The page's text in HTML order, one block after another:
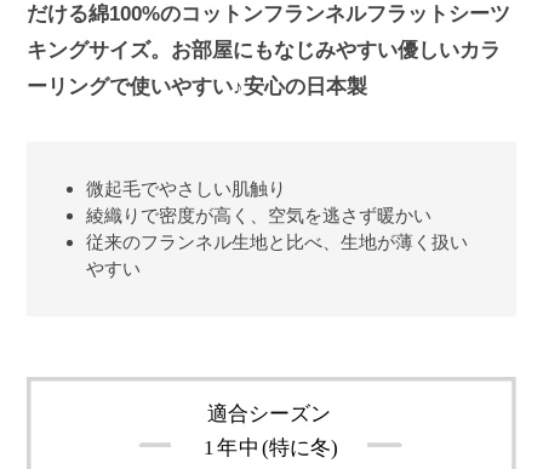
だける綿100%のコットンフランネルフラットシーツ
キングサイズ。お部屋にもなじみやすい優しいカラ
ーリングで使いやすい♪安心の日本製
微起毛でやさしい肌触り
綾織りで密度が高く、空気を逃さず暖かい
従来のフランネル生地と比べ、生地が薄く扱い
やすい